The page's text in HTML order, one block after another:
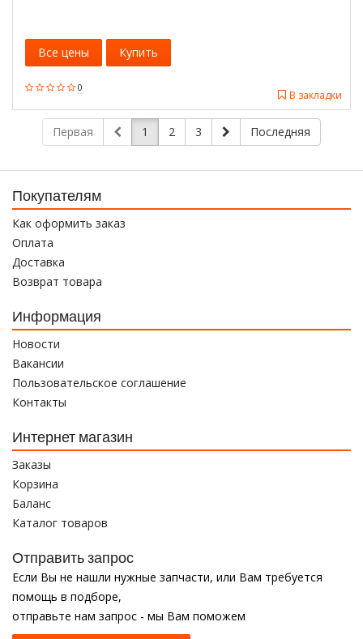
0
В закладки
Все цены Купить
Первая 1 2 3 Последняя
Покупателям
Как оформить заказ
Оплата
Доставка
Возврат товара
Информация
Новости
Вакансии
Пользовательское соглашение
Контакты
Интернет магазин
Заказы
Корзина
Баланс
Каталог товаров
Отправить запрос
Если Вы не нашли нужные запчасти, или Вам требуется
помощь в подборе,
отправьте нам запрос - мы Вам поможем